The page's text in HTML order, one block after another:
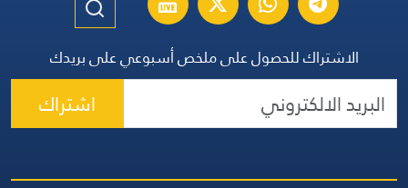
الاشتراك للحصول على ملخص أسبوعي على بريدك
اشتراك